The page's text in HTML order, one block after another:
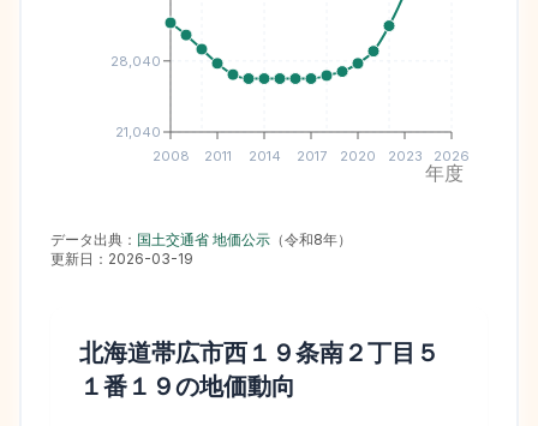
2008 2011 2014 2017 2020 2023 2026
年度
21,040
28,040
データ出典： 国土交通省 地価公示 （令和8年）
更新日： 2026-03-19
北海道帯広市西１９条南２丁目５
１番１９の地価動向